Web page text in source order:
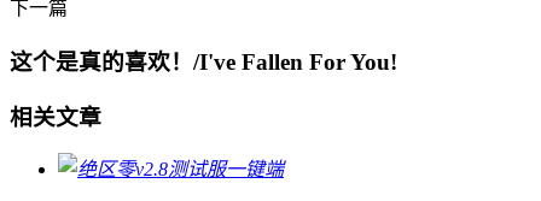
下一篇
这个是真的喜欢！/I've Fallen For You!
相关文章